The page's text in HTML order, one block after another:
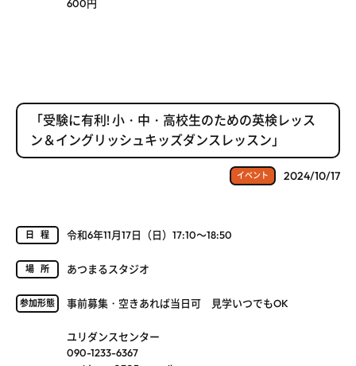
600円
「受験に有利! 小・中・高校生のための英検レッス
ン＆イングリッシュキッズダンスレッスン」
イベント 2024/10/17
日程 令和6年11月17日（日）17:10～18:50
場所 あつまるスタジオ
参加形態 事前募集・空きあれば当日可 見学いつでもOK
ユリダンスセンター
090-1233-6367